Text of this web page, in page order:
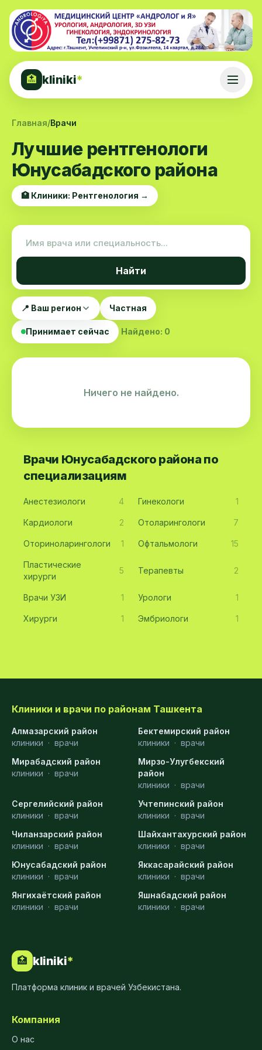
🏥 kliniki*
Главная/Врачи
Лучшие рентгенологи
Юнусабадского района
🏥 Клиники: Рентгенология →
Найти
📍 Ваш регион Частная
Принимает сейчас Найдено: 0
Ничего не найдено.
Врачи Юнусабадского района по
специализациям
Анестезиологи 4 Гинекологи 1
Кардиологи 2 Отоларингологи 7
Оториноларингологи 1 Офтальмологи 15
Пластические
хирурги
5 Терапевты 2
Врачи УЗИ 1 Урологи 1
Хирурги 1 Эмбриологи 1
Клиники и врачи по районам Ташкента
Алмазарский район
клиники · врачи
Бектемирский район
клиники · врачи
Мирабадский район
клиники · врачи
Мирзо-Улугбекский
район
клиники · врачи
Сергелийский район
клиники · врачи
Учтепинский район
клиники · врачи
Чиланзарский район
клиники · врачи
Шайхантахурский район
клиники · врачи
Юнусабадский район
клиники · врачи
Яккасарайский район
клиники · врачи
Янгихаётский район
клиники · врачи
Яшнабадский район
клиники · врачи
🏥 kliniki*
Платформа клиник и врачей Узбекистана.
Компания
О нас